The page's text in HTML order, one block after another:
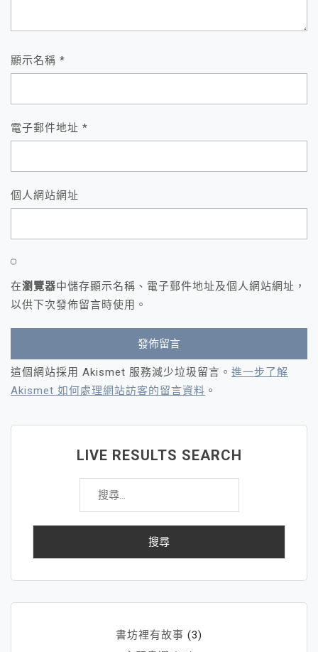
顯示名稱 *
電子郵件地址 *
個人網站網址
在瀏覽器中儲存顯示名稱、電子郵件地址及個人網站網址，
以供下次發佈留言時使用。
這個網站採用 Akismet 服務減少垃圾留言。 進一步了解
Akismet 如何處理網站訪客的留言資料 。
LIVE RESULTS SEARCH
搜
關
書坊裡有故事 (3)